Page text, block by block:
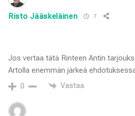
Risto Jääskeläinen 7
Jos vertaa tätä Rinteen Antin
Artolla enemmän järkeä
0 Vastaa